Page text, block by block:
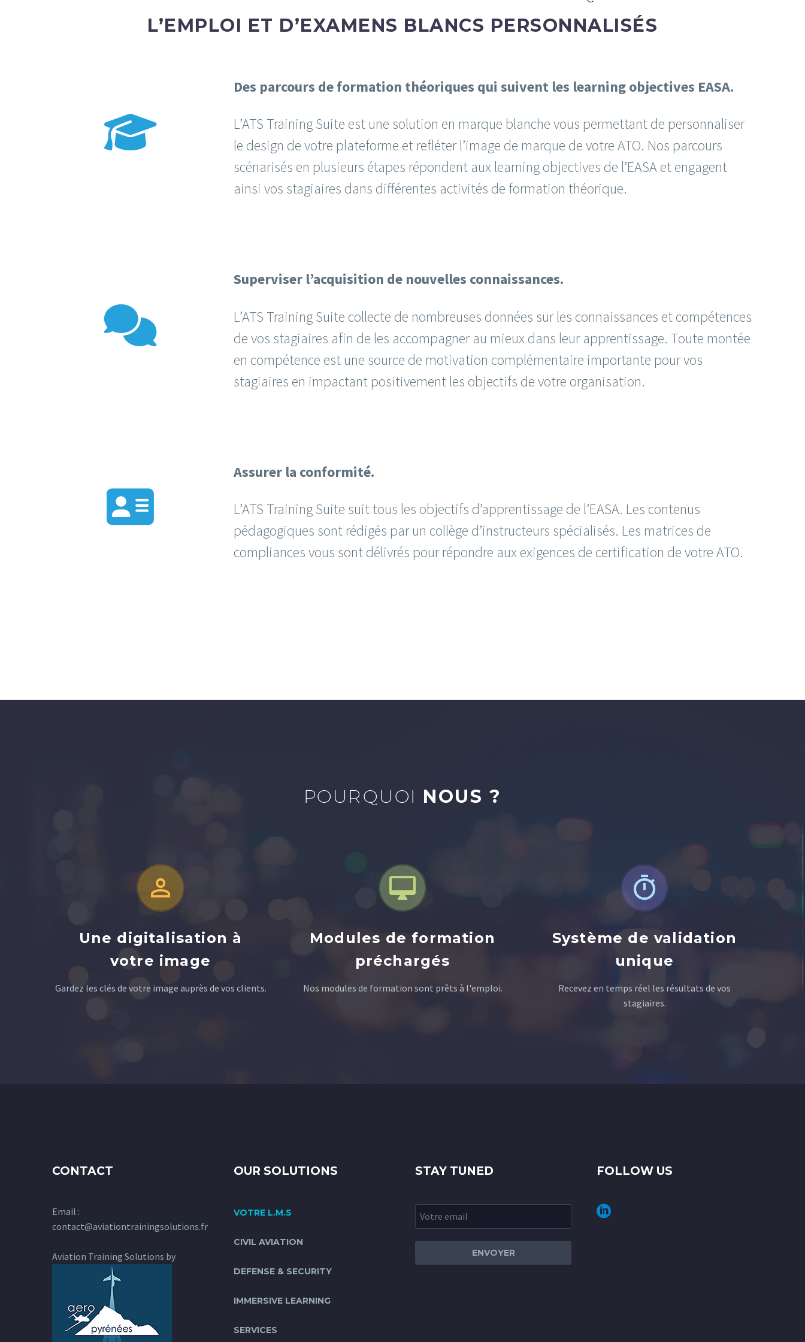
L’EMPLOI ET D’EXAMENS BLANCS PERSONNALISÉS
Des parcours de formation théoriques qui suivent les learning objectives EASA.
L’ATS Training Suite est une solution en marque blanche vous permettant de personnaliser
le design de votre plateforme et refléter l’image de marque de votre ATO. Nos parcours
scénarisés en plusieurs étapes répondent aux learning objectives de l’EASA et engagent
ainsi vos stagiaires dans différentes activités de formation théorique.
Superviser l’acquisition de nouvelles connaissances.
L’ATS Training Suite collecte de nombreuses données sur les connaissances et compétences
de vos stagiaires afin de les accompagner au mieux dans leur apprentissage. Toute montée
en compétence est une source de motivation complémentaire importante pour vos
stagiaires en impactant positivement les objectifs de votre organisation.
Assurer la conformité.
L’ATS Training Suite suit tous les objectifs d’apprentissage de l’EASA. Les contenus
pédagogiques sont rédigés par un collège d’instructeurs spécialisés. Les matrices de
compliances vous sont délivrés pour répondre aux exigences de certification de votre ATO.
POURQUOI NOUS ?


Une digitalisation à
votre image
Gardez les clés de votre image auprès de vos clients.


Modules de formation
préchargés
Nos modules de formation sont prêts à l'emploi.


Système de validation
unique
Recevez en temps réel les résultats de vos
stagiaires.
CONTACT
Email :
contact@aviationtrainingsolutions.fr
Aviation Training Solutions by
OUR SOLUTIONS
VOTRE L.M.S
CIVIL AVIATION
DEFENSE & SECURITY
IMMERSIVE LEARNING
SERVICES
STAY TUNED FOLLOW US